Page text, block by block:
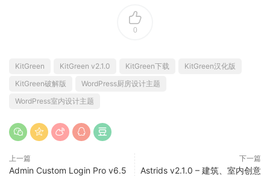
0
KitGreen KitGreen v2.1.0 KitGreen下载
KitGreen汉化版
KitGreen破解版
WordPress厨房设计主题
WordPress室内设计主题
上一篇
Admin Custom Login Pro v6.5
下一篇
Astrids v2.1.0 – 建筑、室内创意